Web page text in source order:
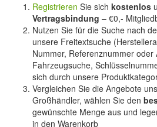
Registrieren Sie sich kostenlos
Vertragsbindung – €0,-
Nutzen Sie für die Suche nach
unsere Freitextsuche
Nummer, Referenznummer oder
Fahrzeugsuche,
sich durch unsere
Vergleichen Sie die Angebote
Großhändler, wählen Sie den
gewünschte Menge aus und
in den Warenkorb